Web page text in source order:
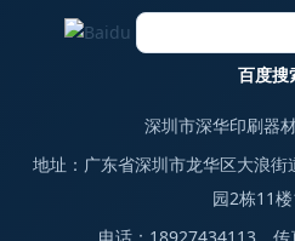
深圳市深华印刷器
地址：广东省深圳市龙华区大浪
园2栋11